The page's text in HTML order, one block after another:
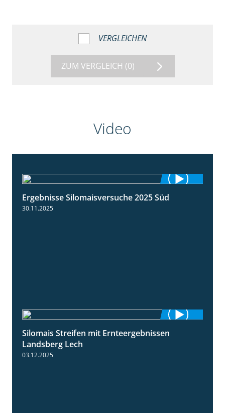
VERGLEICHEN
ZUM VERGLEICH (0)
Video
Ergebnisse Silomaisversuche 2025 Süd
30.11.2025
11:01
Silomais Streifen mit Ernteergebnissen
Landsberg Lech
03.12.2025